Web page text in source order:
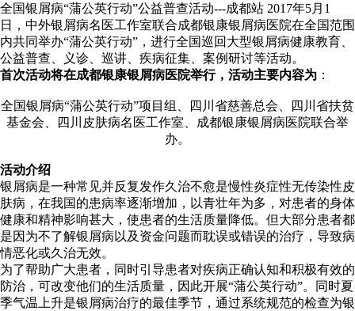
全国银屑病“蒲公英行动”公益普查活动---成都站 2017年5月1
日，中外银屑病名医工作室联合成都银康银屑病医院在全国范围
内共同举办“蒲公英行动”，进行全国巡回大型银屑病健康教育、
公益普查、义诊、巡讲、疾病征集、案例研讨等活动。
首次活动将在成都银康银屑病医院举行，活动主要内容为 ：
全国银屑病“蒲公英行动”项目组、四川省慈善总会、四川省扶贫
基金会、四川皮肤病名医工作室、成都银康银屑病医院联合举
办。
活动介绍
银屑病是一种常见并反复发作久治不愈是慢性炎症性无传染性皮
肤病，在我国的患病率逐渐增加，以青壮年为多，对患者的身体
健康和精神影响甚大，使患者的生活质量降低。但大部分患者都
是因为不了解银屑病以及资金问题而耽误或错误的治疗，导致病
情恶化或久治无效。
为了帮助广大患者，同时引导患者对疾病正确认知和积极有效的
防治，可改变他们的生活质量，因此开展“蒲公英行动”。同时夏
季气温上升是银屑病治疗的最佳季节，通过系统规范的检查为银